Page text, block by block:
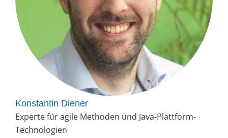
Konstantin Diener
Experte für agile Methoden und Java-Plattform-
Technologien